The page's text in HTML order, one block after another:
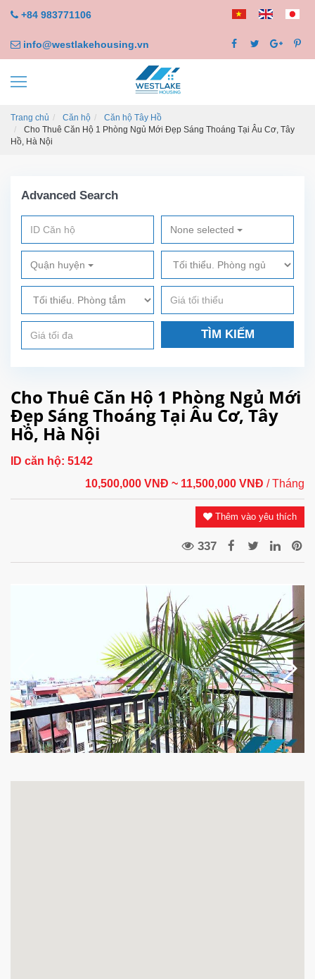
+84 983771106
info@westlakehousing.vn
Trang chủ Căn hộ
Căn hộ Tây Hồ
Cho Thuê Căn Hộ 1 Phòng Ngủ Mới Đẹp Sáng Thoáng Tại Âu Cơ, Tây
Hồ, Hà Nội
Advanced Search
None selected
Quận huyện
TÌM KIẾM
Cho Thuê Căn Hộ 1 Phòng Ngủ Mới
Đẹp Sáng Thoáng Tại Âu Cơ, Tây
Hồ, Hà Nội
ID căn hộ: 5142
10,500,000 VNĐ ~ 11,500,000 VNĐ / Tháng
Thêm vào yêu thích
337